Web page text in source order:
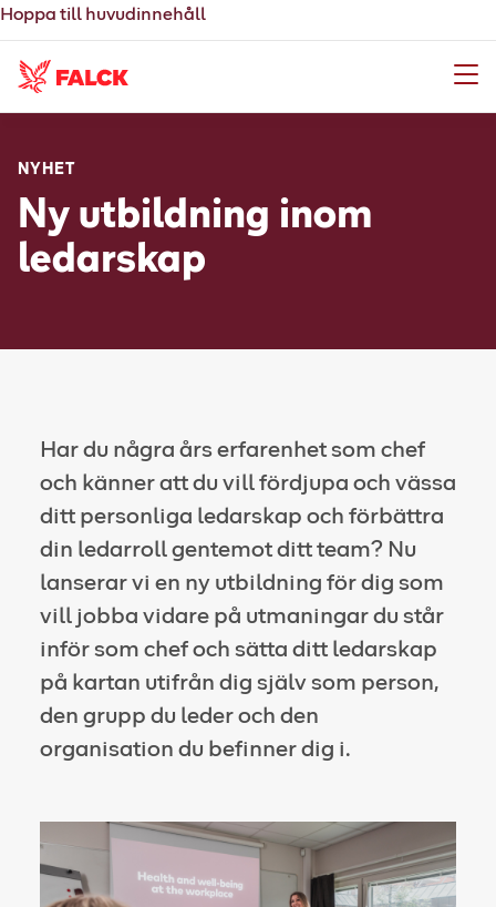
Hoppa till huvudinnehåll
Meny
NYHET
Ny utbildning inom
ledarskap
Har du några års erfarenhet som chef
och känner att du vill fördjupa och vässa
ditt personliga ledarskap och förbättra
din ledarroll gentemot ditt team? Nu
lanserar vi en ny utbildning för dig som
vill jobba vidare på utmaningar du står
inför som chef och sätta ditt ledarskap
på kartan utifrån dig själv som person,
den grupp du leder och den
organisation du befinner dig i.